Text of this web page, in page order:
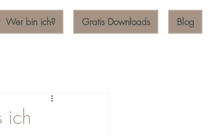
Wer bin ich? Gratis Downloads Blog
ich